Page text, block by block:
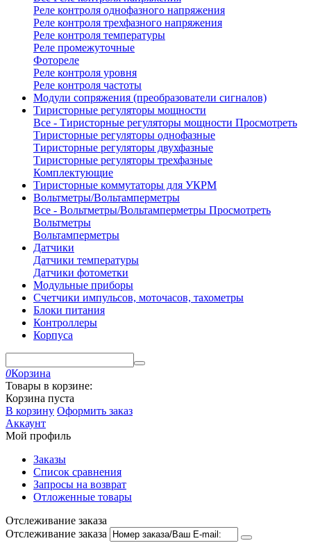
Реле контроля однофазного напряжения
Реле контроля трехфазного напряжения
Реле контроля температуры
Реле промежуточные
Фотореле
Реле контроля уровня
Реле контроля частоты
Модули сопряжения (преобразователи сигналов)
Тиристорные регуляторы мощности
Все - Тиристорные регуляторы мощности Просмотреть
Тиристорные регуляторы однофазные
Тиристорные регуляторы двухфазные
Тиристорные регуляторы трехфазные
Комплектующие
Тиристорные коммутаторы для УКРМ
Вольтметры/Вольтамперметры
Все - Вольтметры/Вольтамперметры Просмотреть
Вольтметры
Вольтамперметры
Датчики
Датчики температуры
Датчики фотометки
Модульные приборы
Счетчики импульсов, моточасов, тахометры
Блоки питания
Контроллеры
Корпуса
0Корзина
Товары в корзине:
Корзина пуста
В корзину Оформить заказ
Аккаунт
Мой профиль
Заказы
Список сравнения
Запросы на возврат
Отложенные товары
Отслеживание заказа
Отслеживание заказа